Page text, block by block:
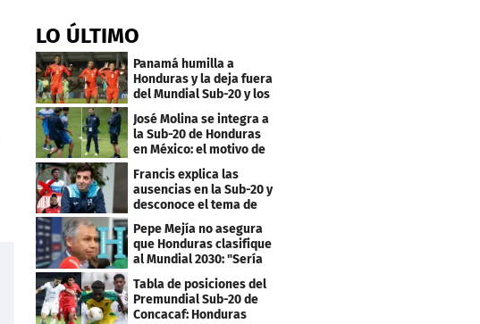
LO ÚLTIMO
Panamá humilla a
Honduras y la deja fuera
del Mundial Sub-20 y los
Juegos Olímpicos
José Molina se integra a
la Sub-20 de Honduras
en México: el motivo de
su viaje
Francis explica las
ausencias en la Sub-20 y
desconoce el tema de
los tiktokers
Pepe Mejía no asegura
que Honduras clasifique
al Mundial 2030: "Sería
mentir"
Tabla de posiciones del
Premundial Sub-20 de
Concacaf: Honduras